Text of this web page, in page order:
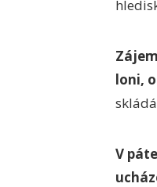
loni,
V